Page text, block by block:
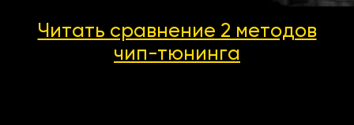
Читать сравнение 2 методов
чип-тюнинга